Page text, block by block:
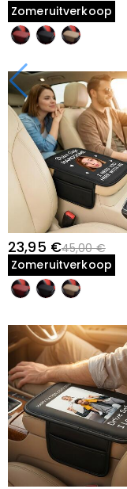
Zomeruitverkoop
23,95 €45,00 €
Zomeruitverkoop